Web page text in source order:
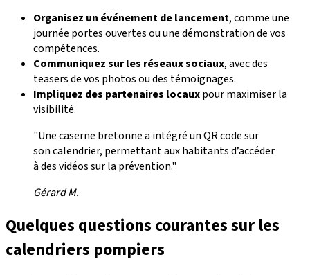
Organisez un événement de lancement, comme une
journée portes ouvertes ou une démonstration de vos
compétences.
Communiquez sur les réseaux sociaux, avec des
teasers de vos photos ou des témoignages.
Impliquez des partenaires locauxpour maximiser la
visibilité.
"Une caserne bretonne a intégré un QR code sur
son calendrier, permettant aux habitants d’accéder
à des vidéos sur la prévention."
Gérard M.
Quelques questions courantes sur les
calendriers pompiers